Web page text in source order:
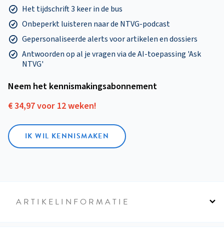
Het tijdschrift 3 keer in de bus
Onbeperkt luisteren naar de NTVG-podcast
Gepersonaliseerde alerts voor artikelen en dossiers
Antwoorden op al je vragen via de AI-toepassing 'Ask
NTVG'
Neem het kennismakings­abonnement
€ 34,97 voor 12 weken!
IK WIL KENNISMAKEN
ARTIKELINFORMATIE